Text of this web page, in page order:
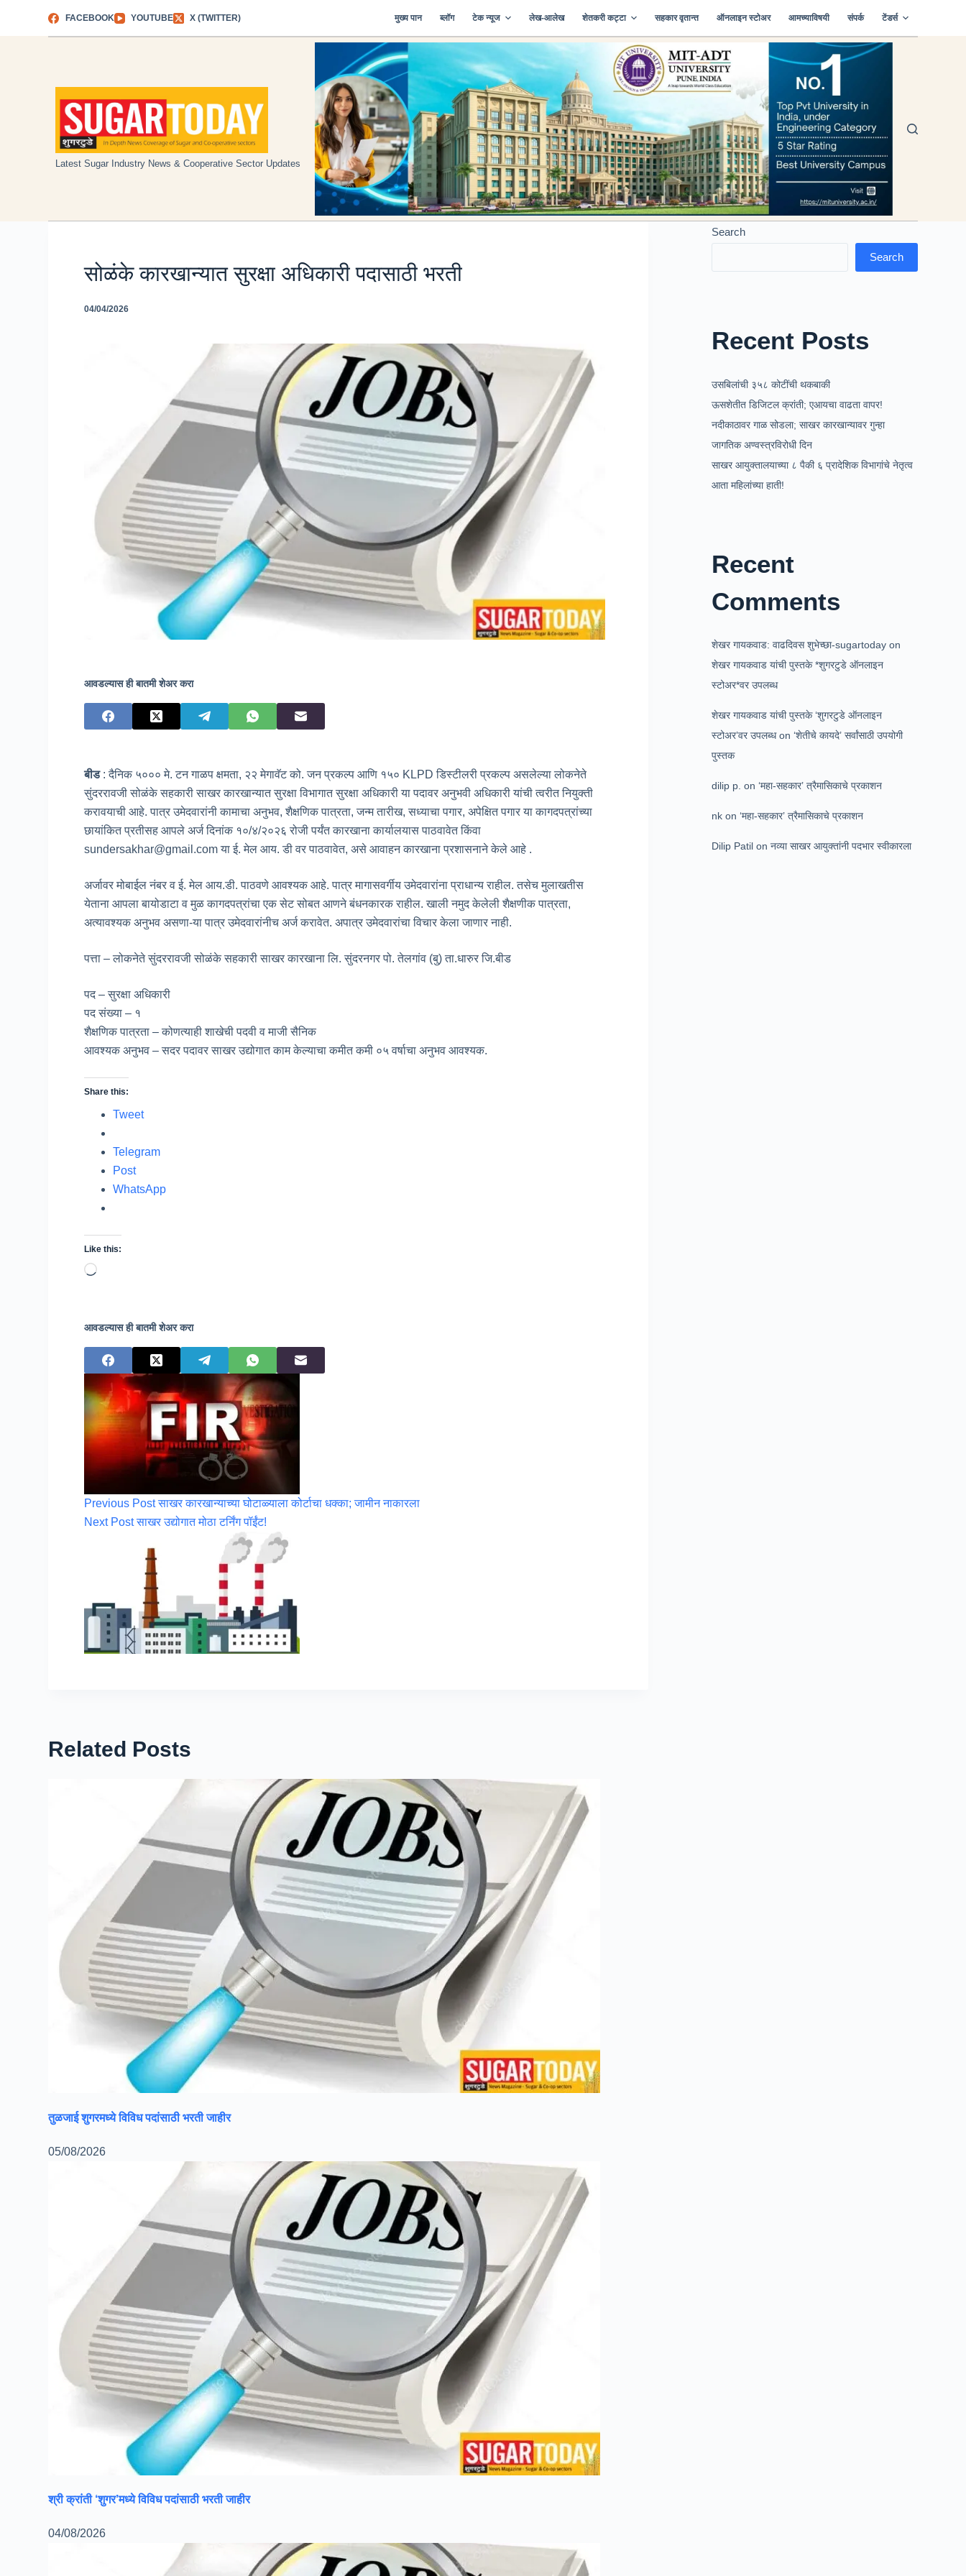
FACEBOOK YOUTUBE X (TWITTER) मुख्य पान ब्लॉग टेक न्यूज लेख-आलेख शेतकरी कट्टा सहकार वृतान्त ऑनलाइन स्टोअर आमच्याविषयी संपर्क टेंडर्स
Latest Sugar Industry News & Cooperative Sector Updates
सोळंके कारखान्यात सुरक्षा अधिकारी पदासाठी भरती
04/04/2026
आवडल्यास ही बातमी शेअर करा
बीड : दैनिक ५००० मे. टन गाळप क्षमता, २२ मेगावॅट को. जन प्रकल्प आणि १५० KLPD डिस्टीलरी प्रकल्प असलेल्या लोकनेते
सुंदररावजी सोळंके सहकारी साखर कारखान्यात सुरक्षा विभागात सुरक्षा अधिकारी या पदावर अनुभवी अधिकारी यांची त्वरीत नियुक्ती
करावयाची आहे. पात्र उमेदवारांनी कामाचा अनुभव, शैक्षणिक पात्रता, जन्म तारीख, सध्याचा पगार, अपेक्षित पगार या कागदपत्रांच्या
छायांकित प्रतीसह आपले अर्ज दिनांक १०/४/२०२६ रोजी पर्यंत कारखाना कार्यालयास पाठवावेत किंवा
sundersakhar@gmail.com या ई. मेल आय. डी वर पाठवावेत, असे आवाहन कारखाना प्रशासनाने केले आहे .
अर्जावर मोबाईल नंबर व ई. मेल आय.डी. पाठवणे आवश्यक आहे. पात्र मागासवर्गीय उमेदवारांना प्राधान्य राहील. तसेच मुलाखतीस
येताना आपला बायोडाटा व मुळ कागदपत्रांचा एक सेट सोबत आणने बंधनकारक राहील. खाली नमुद केलेली शैक्षणीक पात्रता,
अत्यावश्यक अनुभव असणा-या पात्र उमेदवारांनीच अर्ज करावेत. अपात्र उमेदवारांचा विचार केला जाणार नाही.
पत्ता – लोकनेते सुंदररावजी सोळंके सहकारी साखर कारखाना लि. सुंदरनगर पो. तेलगांव (बु) ता.धारुर जि.बीड
पद – सुरक्षा अधिकारी
पद संख्या – १
शैक्षणिक पात्रता – कोणत्याही शाखेची पदवी व माजी सैनिक
आवश्यक अनुभव – सदर पदावर साखर उद्योगात काम केल्याचा कमीत कमी ०५ वर्षाचा अनुभव आवश्यक.
Share this:
Tweet
Telegram
Post
WhatsApp
Like this:
Loading…
आवडल्यास ही बातमी शेअर करा
Previous Post साखर कारखान्याच्या घोटाळ्याला कोर्टाचा धक्का; जामीन नाकारला
Next Post साखर उद्योगात मोठा टर्निंग पॉईंट!
Search
Search
Recent Posts
उसबिलांची ३५८ कोटींची थकबाकी
ऊसशेतीत डिजिटल क्रांती; एआयचा वाढता वापर!
नदीकाठावर गाळ सोडला; साखर कारखान्यावर गुन्हा
जागतिक अण्वस्त्रविरोधी दिन
साखर आयुक्तालयाच्या ८ पैकी ६ प्रादेशिक विभागांचे नेतृत्व
आता महिलांच्या हाती!
Recent
Comments
शेखर गायकवाड: वाढदिवस शुभेच्छा-sugartoday on
शेखर गायकवाड यांची पुस्तके *शुगरटुडे ऑनलाइन
स्टोअर*वर उपलब्ध
शेखर गायकवाड यांची पुस्तके ‘शुगरटुडे ऑनलाइन
स्टोअर’वर उपलब्धon‘शेतीचे कायदे’ सर्वांसाठी उपयोगी
पुस्तक
dilip p. on‘महा-सहकार’ त्रैमासिकाचे प्रकाशन
nk on‘महा-सहकार’ त्रैमासिकाचे प्रकाशन
Dilip Patil onनव्या साखर आयुक्तांनी पदभार स्वीकारला
Related Posts
तुळजाई शुगरमध्ये विविध पदांसाठी भरती जाहीर
05/08/2026
श्री क्रांती ‘शुगर’मध्ये विविध पदांसाठी भरती जाहीर
04/08/2026